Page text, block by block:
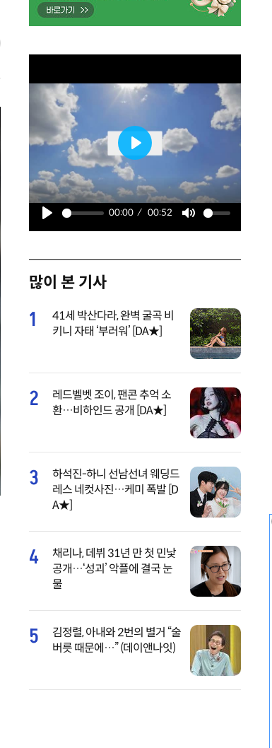
P
y
00:00 00:52
M
P
a
y
많이 본 기사
1
41세 박산다라, 완벽 굴곡 비
키니 자태 ‘부러워’ [DA★]
2
레드벨벳 조이, 팬콘 추억 소
환…비하인드 공개 [DA★]
3
하석진-하니 선남선녀 웨딩드
레스 네컷사진…케미 폭발 [D
A★]
4
채리나, 데뷔 31년 만 첫 민낯
공개…‘성괴’ 악플에 결국 눈
물
5
김정렬, 아내와 2번의 별거 “술
버릇 때문에…” (데이앤나잇)